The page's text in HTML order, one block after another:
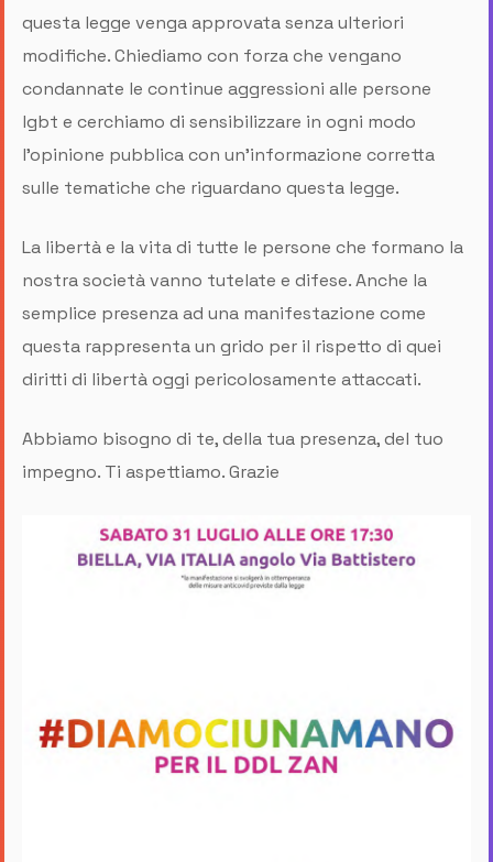
questa legge venga approvata senza ulteriori
modifiche. Chiediamo con forza che vengano
condannate le continue aggressioni alle persone
lgbt e cerchiamo di sensibilizzare in ogni modo
l'opinione pubblica con un’informazione corretta
sulle tematiche che riguardano questa legge.
La libertà e la vita di tutte le persone che formano la
nostra società vanno tutelate e difese. Anche la
semplice presenza ad una manifestazione come
questa rappresenta un grido per il rispetto di quei
diritti di libertà oggi pericolosamente attaccati.
Abbiamo bisogno di te, della tua presenza, del tuo
impegno. Ti aspettiamo. Grazie